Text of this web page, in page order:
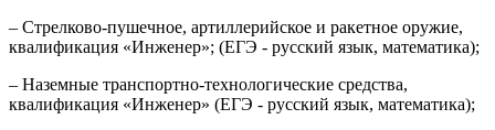
– Стрелково-пушечное, артиллерийское и ракетное оружие,
квалификация «Инженер»; (ЕГЭ - русский язык, математика);
– Наземные транспортно-технологические средства,
квалификация «Инженер» (ЕГЭ - русский язык, математика);